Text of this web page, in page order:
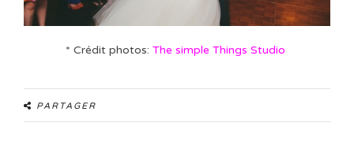
* Crédit photos: The simple Things Studio
PARTAGER